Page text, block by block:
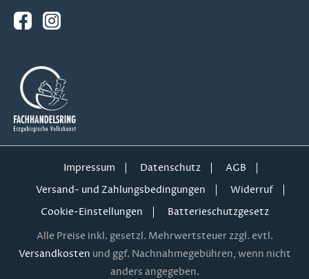
Impressum Datenschutz
AGB
Versand- und Zahlungsbedingungen
Widerruf
Cookie-Einstellungen
Batterieschutzgesetz
Alle Preise inkl. gesetzl. Mehrwertsteuer zzgl. evtl.
Versandkosten und ggf. Nachnahmegebühren, wenn nicht
anders angegeben.